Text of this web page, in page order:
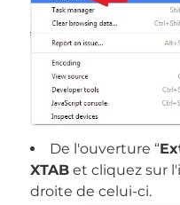
De l'ouverture “
XTABet cliquez sur
droite de celui-ci.